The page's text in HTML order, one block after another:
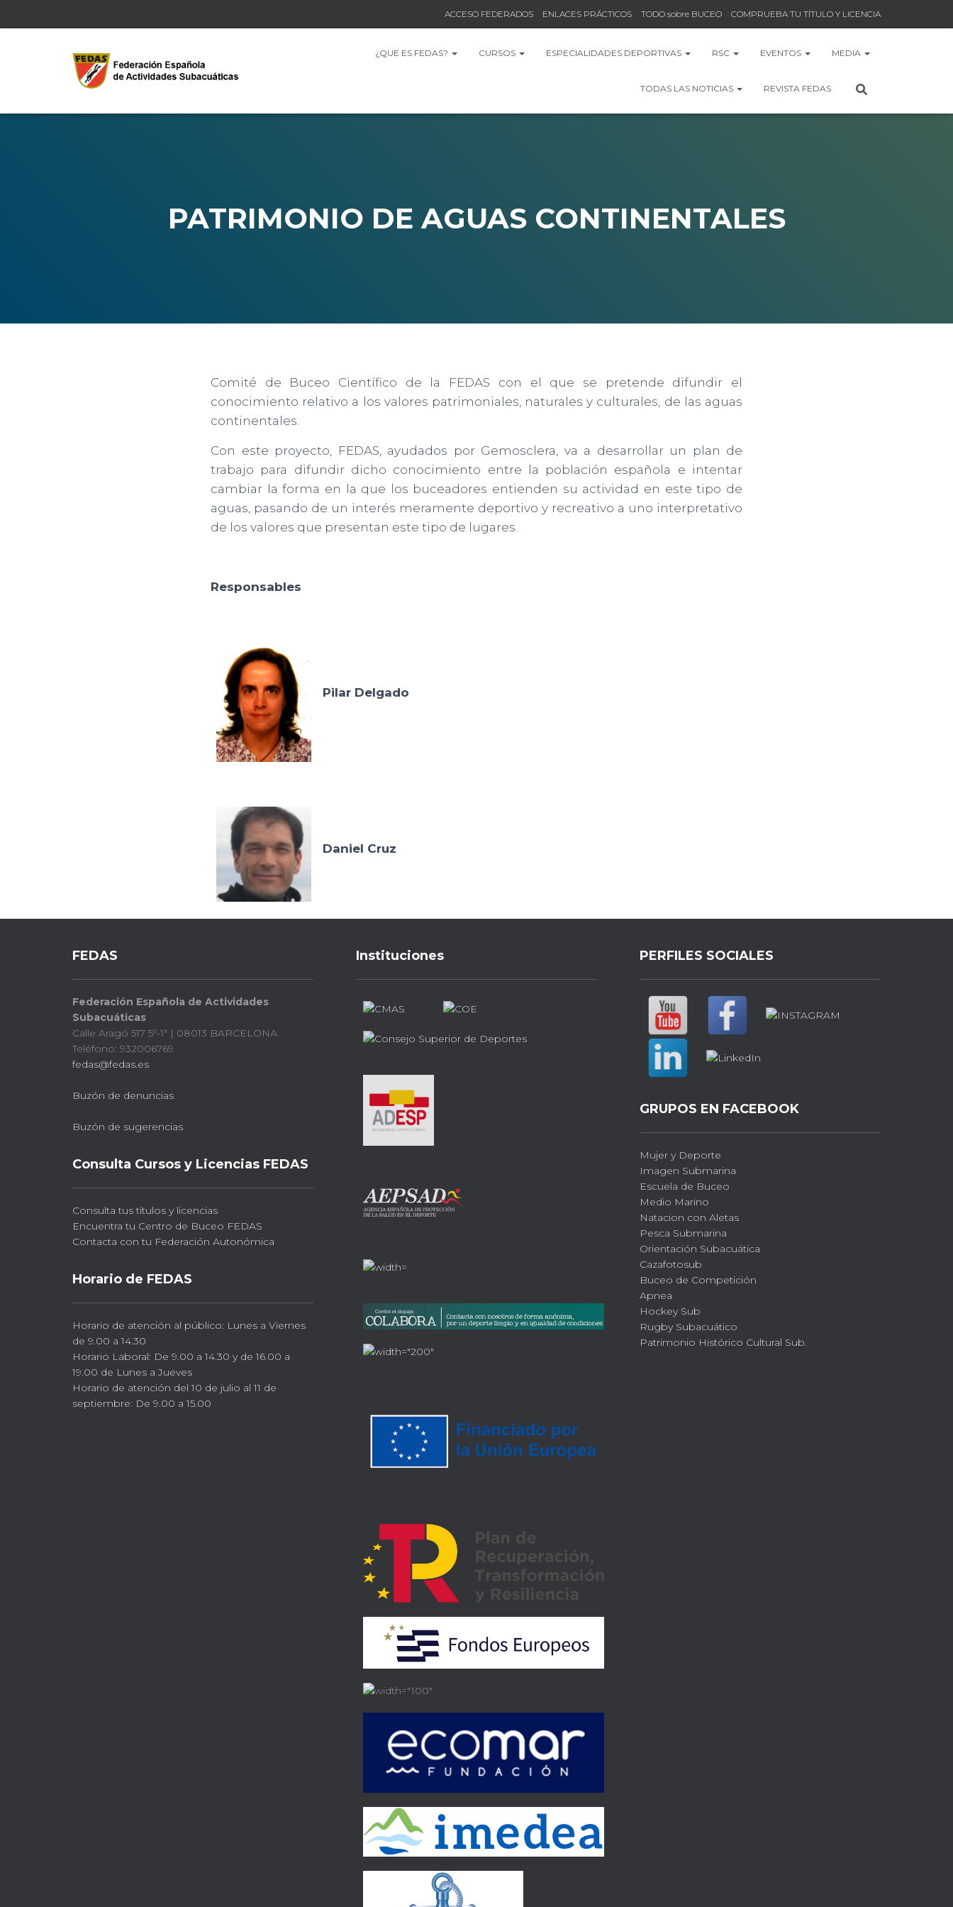
ACCESO FEDERADOS ENLACES PRÁCTICOS TODO sobre BUCEO COMPRUEBA TU TÍTULO Y LICENCIA
¿QUE ES FEDAS? CURSOS ESPECIALIDADES DEPORTIVAS RSC EVENTOS MEDIA
TODAS LAS NOTICIAS REVISTA FEDAS
PATRIMONIO DE AGUAS CONTINENTALES
Comité de Buceo Científico de la FEDAS con el que se pretende difundir el
conocimiento relativo a los valores patrimoniales, naturales y culturales, de las aguas
continentales.
Con este proyecto, FEDAS, ayudados por Gemosclera, va a desarrollar un plan de
trabajo para difundir dicho conocimiento entre la población española e intentar
cambiar la forma en la que los buceadores entienden su actividad en este tipo de
aguas, pasando de un interés meramente deportivo y recreativo a uno interpretativo
de los valores que presentan este tipo de lugares.
Responsables
Pilar Delgado
Daniel Cruz
FEDAS
Federación Española de Actividades
Subacuáticas
Calle Aragó 517 5º-1ª | 08013 BARCELONA
Teléfono: 932006769
fedas@fedas.es
Buzón de denuncias
Buzón de sugerencias
Consulta Cursos y Licencias FEDAS
Consulta tus títulos y licencias
Encuentra tu Centro de Buceo FEDAS
Contacta con tu Federación Autonómica
Horario de FEDAS
Horario de atención al público: Lunes a Viernes
de 9.00 a 14.30
Horario Laboral: De 9.00 a 14.30 y de 16.00 a
19.00 de Lunes a Jueves
Horario de atención del 10 de julio al 11 de
septiembre: De 9.00 a 15.00
Instituciones PERFILES SOCIALES
GRUPOS EN FACEBOOK
Mujer y Deporte
Imagen Submarina
Escuela de Buceo
Medio Marino
Natacion con Aletas
Pesca Submarina
Orientación Subacuática
Cazafotosub
Buceo de Competición
Apnea
Hockey Sub
Rugby Subacuático
Patrimonio Histórico Cultural Sub.